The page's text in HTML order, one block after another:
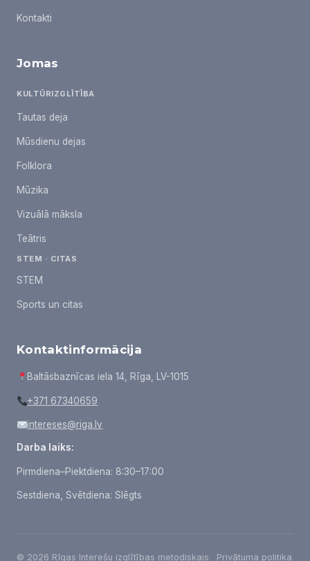
Kontakti
Jomas
KULTŪRIZGLĪTĪBA
Tautas deja
Mūsdienu dejas
Folklora
Mūzika
Vizuālā māksla
Teātris
STEM · CITAS
STEM
Sports un citas
Kontaktinformācija
Baltāsbaznīcas iela 14, Rīga, LV-1015
+371 67340659
intereses@riga.lv
Darba laiks:
Pirmdiena–Piektdiena: 8:30–17:00
Sestdiena, Svētdiena: Slēgts
© 2026 Rīgas Interešu izglītības metodiskais Privātuma politika